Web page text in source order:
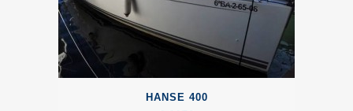
HANSE 400